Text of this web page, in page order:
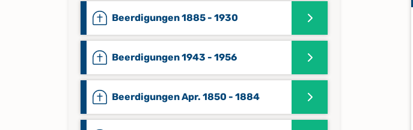
Beerdigungen 1885 - 1930
Beerdigungen 1943 - 1956
Beerdigungen Apr. 1850 - 1884